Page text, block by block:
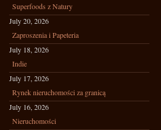
Superfoods z Natury
July 20, 2026
Zaproszenia i Papeteria
July 18, 2026
Indie
July 17, 2026
Rynek nieruchomości za granicą
July 16, 2026
Nieruchomości